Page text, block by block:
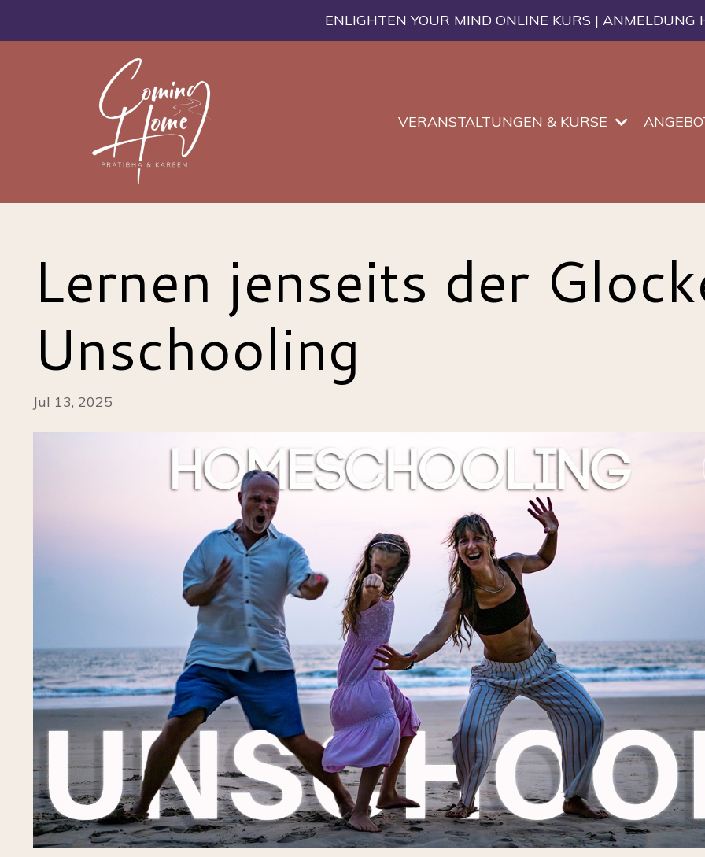
ENLIGHTEN YOUR MIND ONLINE KURS | ANMELDUNG
VERANSTALTUNGEN & KURSE
Lernen jenseits der
Unschooling
Jul 13, 2025